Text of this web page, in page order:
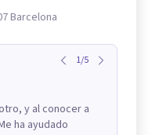
Barcelona
1/5
y al conocer a
ha ayudado